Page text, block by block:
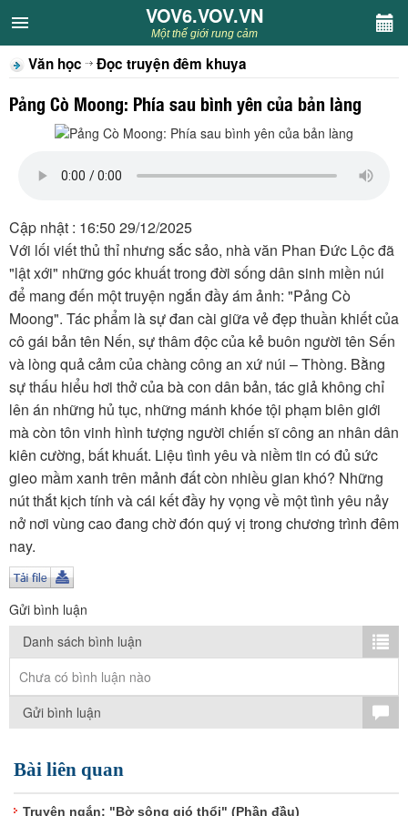
VOV6.VOV.VN
CHUYÊN MỤC
Khách VOV6
Sân khấu
Thiếu nhi
Kết nối VOV6
TÌM KIẾM
Vận hành bởi QI Corp
VOV6.VOV.VN
Một thế giới rung cảm
Văn học Đọc truyện đêm khuya
Pảng Cò Moong: Phía sau bình yên của bản làng
Cập nhật : 16:50 29/12/2025
Với lối viết thủ thỉ nhưng sắc sảo, nhà văn Phan Đức Lộc đã
"lật xới" những góc khuất trong đời sống dân sinh miền núi
để mang đến một truyện ngắn đầy ám ảnh: "Pảng Cò
Moong". Tác phẩm là sự đan cài giữa vẻ đẹp thuần khiết của
cô gái bản tên Nến, sự thâm độc của kẻ buôn người tên Sến
và lòng quả cảm của chàng công an xứ núi – Thòng. Bằng
sự thấu hiểu hơi thở của bà con dân bản, tác giả không chỉ
lên án những hủ tục, những mánh khóe tội phạm biên giới
mà còn tôn vinh hình tượng người chiến sĩ công an nhân dân
kiên cường, bất khuất. Liệu tình yêu và niềm tin có đủ sức
gieo mầm xanh trên mảnh đất còn nhiều gian khó? Những
nút thắt kịch tính và cái kết đầy hy vọng về một tình yêu nảy
nở nơi vùng cao đang chờ đón quý vị trong chương trình đêm
nay.
Gửi bình luận
Danh sách bình luận
Chưa có bình luận nào
Gửi bình luận
Bài liên quan
Truyện ngắn: "Bờ sông gió thổi" (Phần đầu)